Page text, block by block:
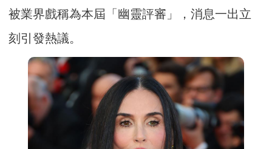
被業界戲稱為本屆「幽靈評審」，消息一出立
刻引發熱議。